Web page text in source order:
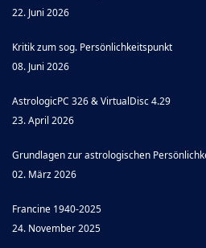
22. Juni 2026
Kritik zum sog. Persönlichkeitspunkt
08. Juni 2026
AstrologicPC 326 & VirtualDisc 4.29
23. April 2026
Grundlagen zur astrologischen
02. März 2026
Francine 1940-2025
24. November 2025